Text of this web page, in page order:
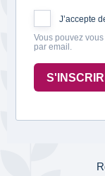
J’accepte
Vous pouvez
par email.